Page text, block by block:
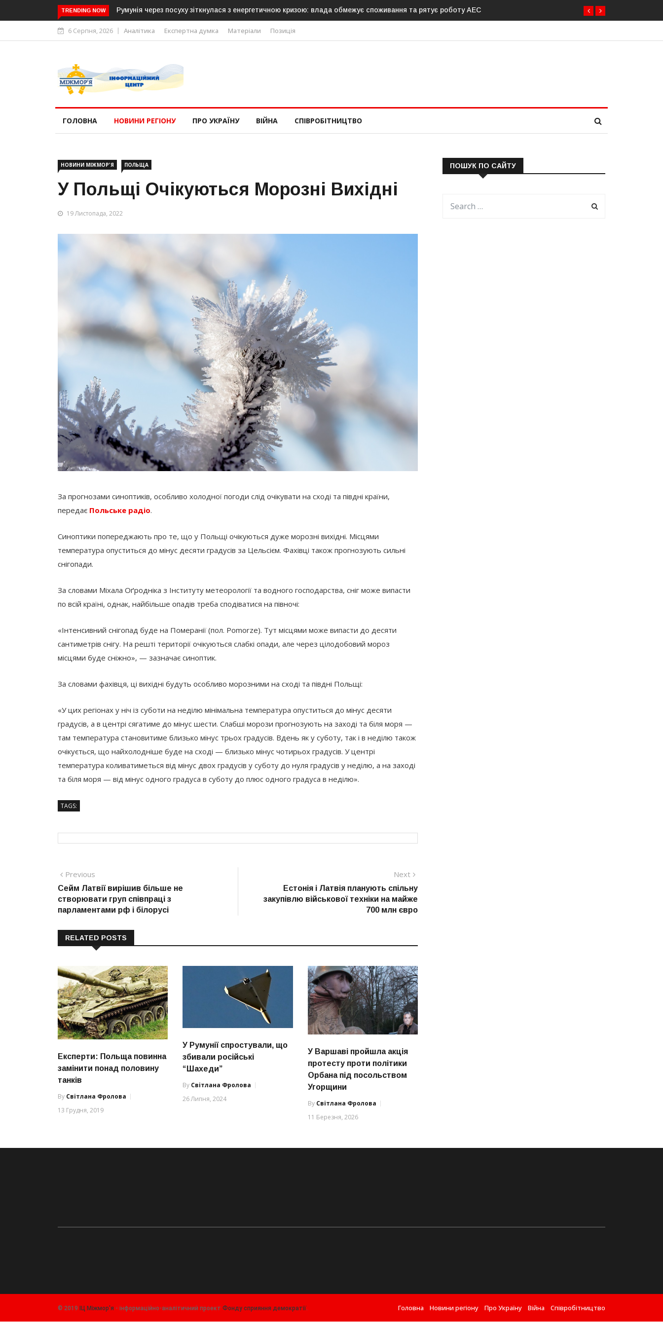
TRENDING NOW
Румунія через посуху зіткнулася з енергетичною кризою: влада обмежує споживання та рятує роботу АЕС Латвія готова направити до 20 військових для операцій із
6 Серпня, 2026 Аналітика Експертна думка Матеріали Позиція
ГОЛОВНА НОВИНИ РЕГІОНУ ПРО УКРАЇНУ ВІЙНА СПІВРОБІТНИЦТВО
НОВИНИ МІЖМОР'Я ПОЛЬЩА
У Польщі Очікуються Морозні Вихідні
19 Листопада, 2022
За прогнозами синоптиків, особливо холодної погоди слід очікувати на сході та півдні країни,
передає Польське радіо.
Синоптики попереджають про те, що у Польщі очікуються дуже морозні вихідні. Місцями
температура опуститься до мінус десяти градусів за Цельсієм. Фахівці також прогнозують сильні
снігопади.
За словами Міхала Оґродніка з Інституту метеорології та водного господарства, сніг може випасти
по всій країні, однак, найбільше опадів треба сподіватися на півночі:
«Інтенсивний снігопад буде на Померанії (пол. Pomorze). Тут місцями може випасти до десяти
сантиметрів снігу. На решті території очікуються слабкі опади, але через цілодобовий мороз
місцями буде сніжно», — зазначає синоптик.
За словами фахівця, ці вихідні будуть особливо морозними на сході та півдні Польщі:
«У цих регіонах у ніч із суботи на неділю мінімальна температура опуститься до мінус десяти
градусів, а в центрі сягатиме до мінус шести. Слабші морози прогнозують на заході та біля моря —
там температура становитиме близько мінус трьох градусів. Вдень як у суботу, так і в неділю також
очікується, що найхолодніше буде на сході — близько мінус чотирьох градусів. У центрі
температура коливатиметься від мінус двох градусів у суботу до нуля градусів у неділю, а на заході
та біля моря — від мінус одного градуса в суботу до плюс одного градуса в неділю».
TAGS:
Навігація
записів
Previous
post:
Сейм Латвії вирішив більше не
створювати груп співпраці з
парламентами рф і білорусі
Next
post:
Естонія і Латвія планують спільну
закупівлю військової техніки на майже
700 млн євро
RELATED POSTS
Експерти: Польща повинна
замінити понад половину
танків
By Світлана Фролова
13 Грудня, 2019
У Румунії спростували, що
збивали російські
“Шахеди”
By Світлана Фролова
26 Липня, 2024
У Варшаві пройшла акція
протесту проти політики
Орбана під посольством
Угорщини
By Світлана Фролова
11 Березня, 2026
ПОШУК ПО САЙТУ
© 2019 ІЦ Міжмор'я - інформаційно-аналітичний проект Фонду сприяння демократії. Головна Новини регіону Про Україну Війна Співробітництво